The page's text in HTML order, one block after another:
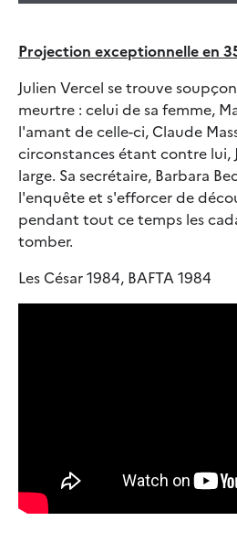
Projection exceptionnelle en
Julien Vercel se trouve
meurtre : celui de sa femme,
l'amant de celle-ci, Claude
circonstances étant contre lui,
large. Sa secrétaire, Barbara
l'enquête et s'efforcer de
pendant tout ce temps les
tomber.
Les César 1984, BAFTA 1984